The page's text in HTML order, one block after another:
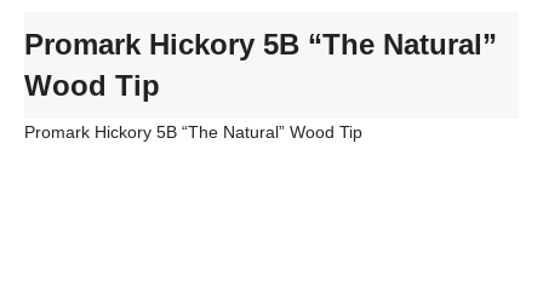
Promark Hickory 5B “The Natural”
Wood Tip
Promark Hickory 5B “The Natural” Wood Tip